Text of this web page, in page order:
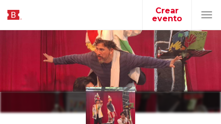
Crear
evento